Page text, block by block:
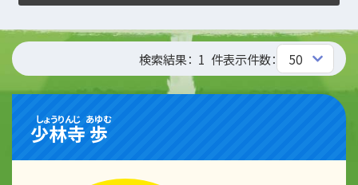
検索結果： 1 件表示件数：
少林寺
しょうりんじ
歩
あゆむ